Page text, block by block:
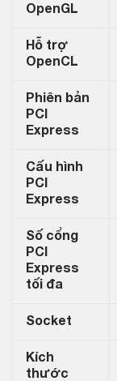
OpenGL
Hỗ trợ
OpenCL
Phiên bản
PCI
Express
Cấu hình
PCI
Express
Số cổng
PCI
Express
tối đa
Socket
Kích
thước